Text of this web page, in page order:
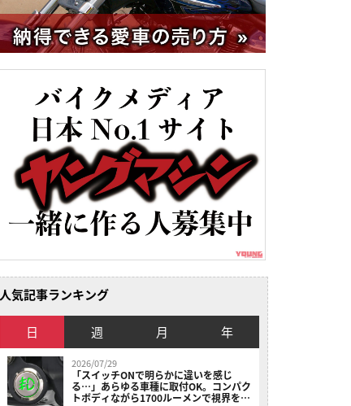
人気記事ランキング
日 週 月 年
2026/07/29
「スイッチONで明らかに違いを感じ
る…」あらゆる車種に取付OK。コンパク
トボディながら1700ルーメンで視界を確